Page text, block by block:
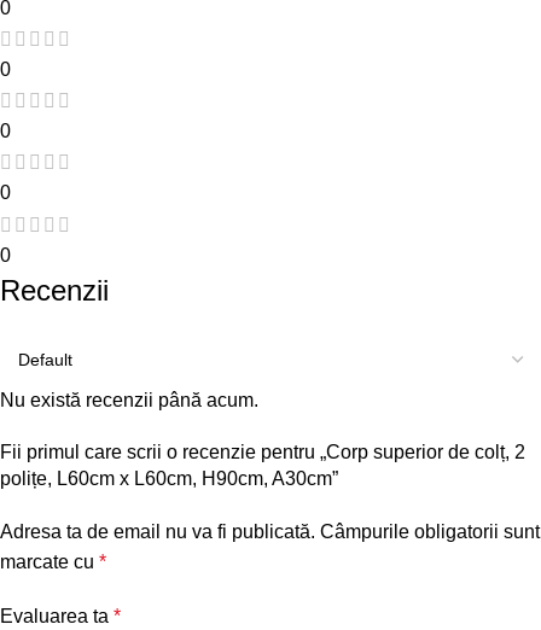
0
0
0
0
0
Recenzii
Nu există recenzii până acum.
Fii primul care scrii o recenzie pentru „Corp superior de colț, 2
polițe, L60cm x L60cm, H90cm, A30cm”
Adresa ta de email nu va fi publicată. Câmpurile obligatorii sunt
marcate cu *
Evaluarea ta *